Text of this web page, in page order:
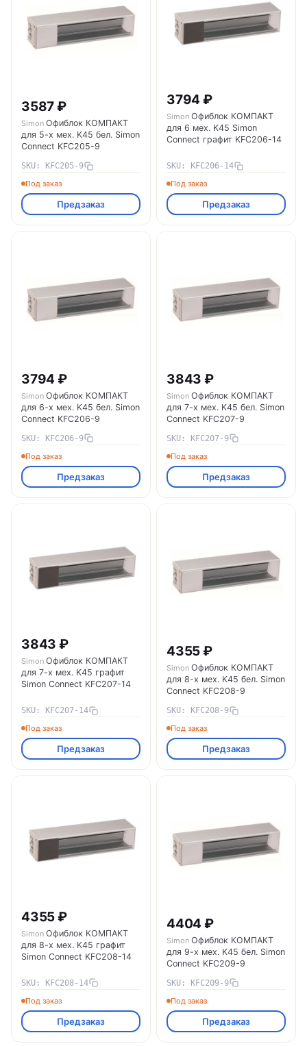
3587 ₽
Simon Офиблок КОМПАКТ
для 5-х мех. K45 бел. Simon
Connect KFC205-9
SKU: KFC205-9
Под заказ
Предзаказ
3794 ₽
Simon Офиблок КОМПАКТ
для 6 мех. K45 Simon
Connect графит KFC206-14
SKU: KFC206-14
Под заказ
Предзаказ
3794 ₽
Simon Офиблок КОМПАКТ
для 6-х мех. K45 бел. Simon
Connect KFC206-9
SKU: KFC206-9
Под заказ
Предзаказ
3843 ₽
Simon Офиблок КОМПАКТ
для 7-х мех. K45 бел. Simon
Connect KFC207-9
SKU: KFC207-9
Под заказ
Предзаказ
3843 ₽
Simon Офиблок КОМПАКТ
для 7-х мех. K45 графит
Simon Connect KFC207-14
SKU: KFC207-14
Под заказ
Предзаказ
4355 ₽
Simon Офиблок КОМПАКТ
для 8-х мех. K45 бел. Simon
Connect KFC208-9
SKU: KFC208-9
Под заказ
Предзаказ
4355 ₽
Simon Офиблок КОМПАКТ
для 8-х мех. K45 графит
Simon Connect KFC208-14
SKU: KFC208-14
Под заказ
Предзаказ
4404 ₽
Simon Офиблок КОМПАКТ
для 9-х мех. K45 бел. Simon
Connect KFC209-9
SKU: KFC209-9
Под заказ
Предзаказ